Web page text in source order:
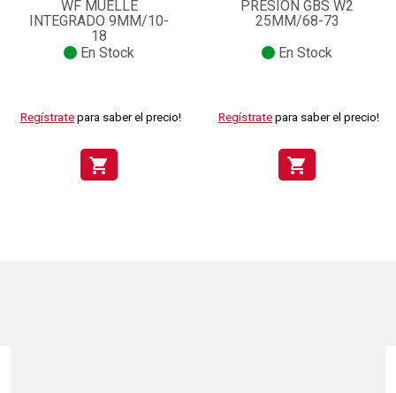
WF MUELLE
INTEGRADO 9MM/10-
18
En Stock
Regístrate para saber el precio!
shopping_cart
PRESION GBS W2
25MM/68-73
En Stock
Regístrate para saber el precio!
shopping_cart